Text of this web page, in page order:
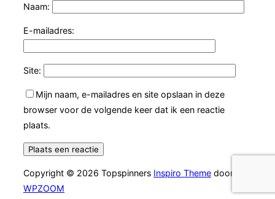
Naam:
E-mailadres:
Site:
Mijn naam, e-mailadres en site opslaan in deze
browser voor de volgende keer dat ik een reactie
plaats.
Copyright © 2026 Topspinners Inspiro Theme door
WPZOOM